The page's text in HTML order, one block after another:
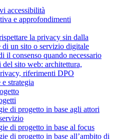
accessibilità
e approfondimenti
la privacy sin dalla
di un sito o servizio digitale
il consenso quando necessario
del sito web: architettura,
riferimenti DPO
strategia
di progetto in base agli attori
di progetto in base al focus
di progetto in base all’ambito di